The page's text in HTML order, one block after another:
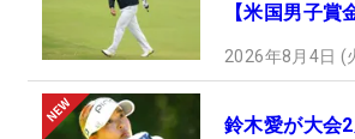
【米国男子賞
2026年8月4日 (
鈴木愛が大会